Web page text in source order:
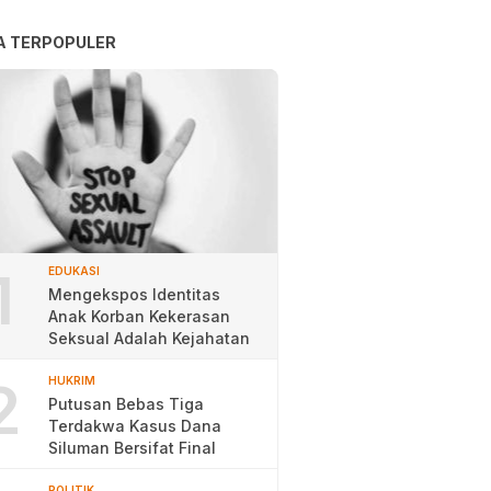
TERPOPULER
EDUKASI
Mengekspos Identitas
Anak Korban Kekerasan
Seksual Adalah Kejahatan
HUKRIM
Putusan Bebas Tiga
Terdakwa Kasus Dana
Siluman Bersifat Final